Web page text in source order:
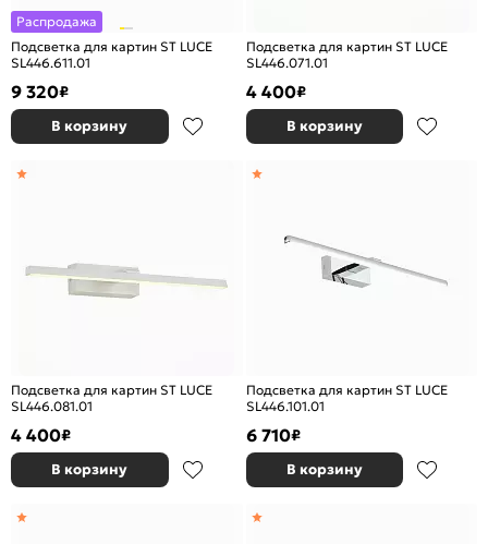
Распродажа
Подсветка для картин ST LUCE
SL446.611.01
9 320₽
В корзину
Подсветка для картин ST LUCE
SL446.071.01
4 400₽
В корзину
Подсветка для картин ST LUCE
SL446.081.01
4 400₽
В корзину
Подсветка для картин ST LUCE
SL446.101.01
6 710₽
В корзину